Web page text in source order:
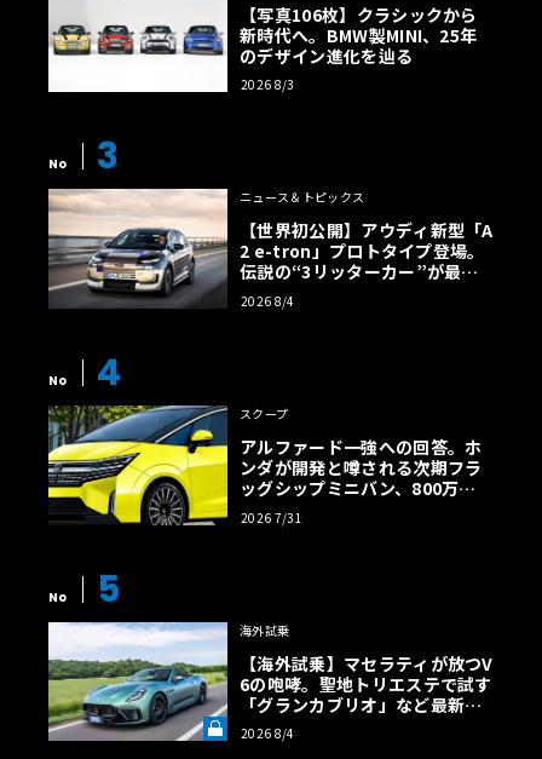
【写真106枚】クラシックから
新時代へ。BMW製MINI、25年
のデザイン進化を辿る
2026 8/3
No 3
ニュース＆トピックス
【世界初公開】アウディ新型「A
2 e-tron」プロトタイプ登場。
伝説の“3リッターカー”が最高
効率エントリーBEVとして復活
【画像38枚】
2026 8/4
No 4
スクープ
アルファード一強への回答。ホ
ンダが開発と噂される次期フラ
ッグシップミニバン、800万円
超の勝算【予想CG】
2026 7/31
No 5
海外試乗
【海外試乗】マセラティが放つV
6の咆哮。聖地トリエステで試す
「グランカブリオ」など最新ト
ロフェオ3台の官能評価《LE VO
LANT LAB》
2026 8/4